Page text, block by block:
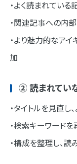
・よく読まれてい
・関連記事への内
・より魅力的なアイ
加
② 読まれてい
・タイトルを見直し
・検索キーワード
・構成を整理し、